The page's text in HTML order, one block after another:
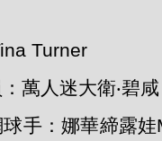
Turner
萬人迷大衛‧碧
手：娜華締露